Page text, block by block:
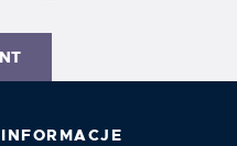
INFORMACJE